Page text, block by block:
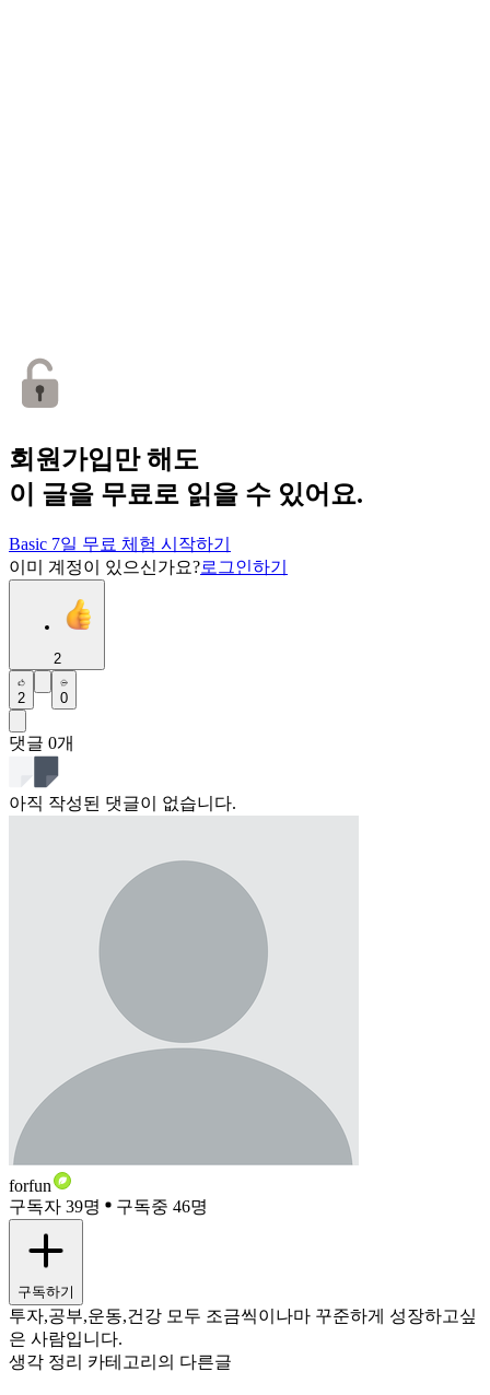
회원가입만 해도
이 글을 무료로 읽을 수 있어요.
Basic 7일 무료 체험 시작하기
이미 계정이 있으신가요?로그인하기
2
2 0
댓글 0개
아직 작성된 댓글이 없습니다.
forfun
구독자 39명
구독중 46명
구독하기
투자,공부,운동,건강 모두 조금씩이나마 꾸준하게 성장하고싶
은 사람입니다.
생각 정리 카테고리의 다른글